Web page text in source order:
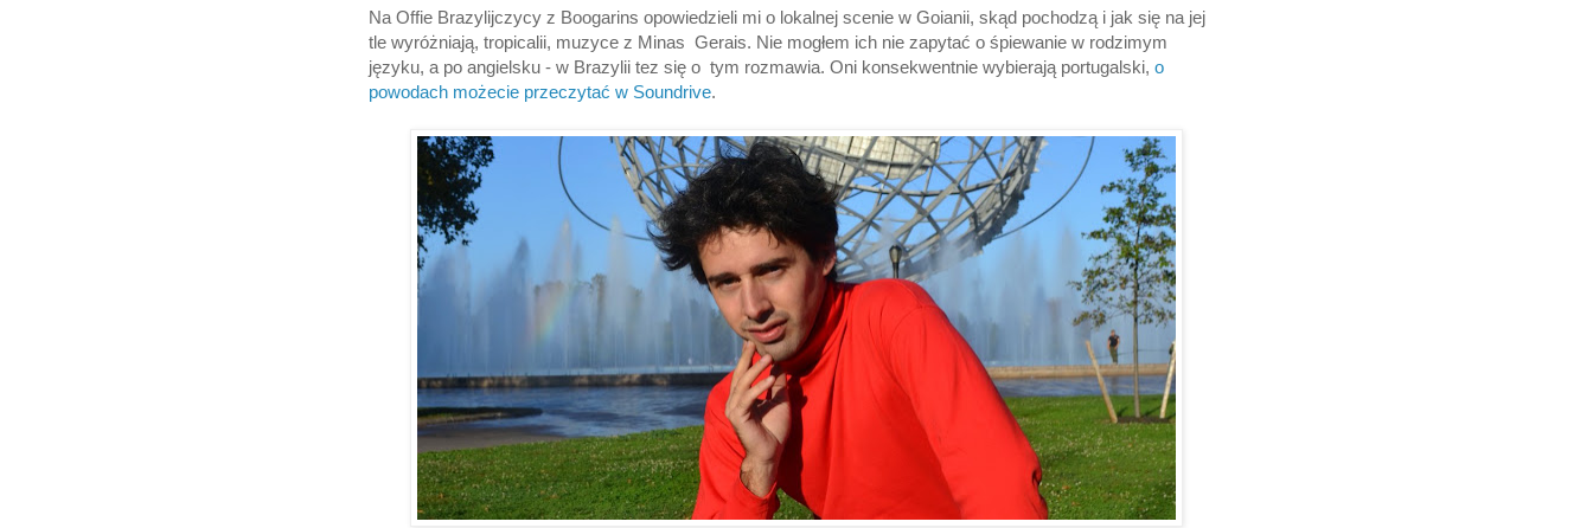
Na Offie Brazylijczycy z Boogarins opowiedzieli mi o lokalnej scenie w Goianii, skąd pochodzą i jak się na jej
tle wyróżniają, tropicalii, muzyce z Minas Gerais. Nie mogłem ich nie zapytać o śpiewanie w rodzimym
języku, a po angielsku - w Brazylii tez się o tym rozmawia. Oni konsekwentnie wybierają portugalski, o
powodach możecie przeczytać w Soundrive.